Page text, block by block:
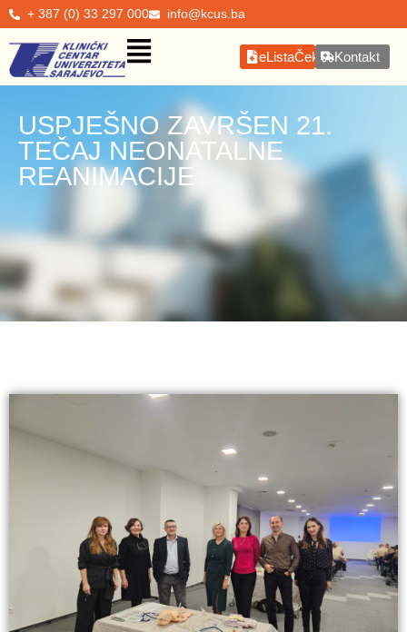
+ 387 (0) 33 297 000 info@kcus.ba
eListaČekanjaKontakt
USPJEŠNO ZAVRŠEN 21.
TEČAJ NEONATALNE
REANIMACIJE